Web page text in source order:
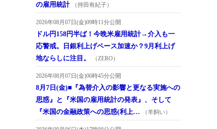
の雇用統計
（持田有紀子）
2026年08月07日(金)09時11分公開
ドル円158円半ば！今晩米雇用統計→介入も一
応警戒。日銀利上げペース加速か？9月利上げ
地ならしに注目。
（ZERO）
2026年08月07日(金)06時45分公開
8月7日(金)■『為替介入の影響と更なる実施への
思惑』と『米国の雇用統計の発表』、そして
『米国の金融政策への思惑(利上…
（羊飼い）